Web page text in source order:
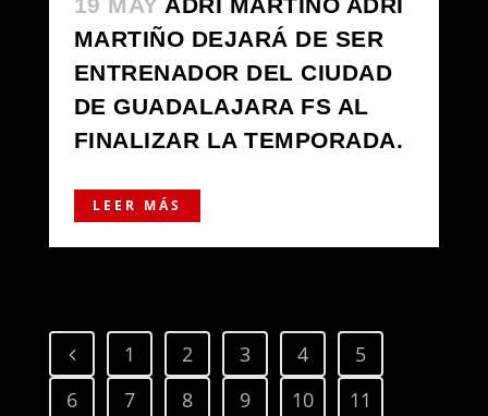
MARTIÑO DEJARÁ DE SER
ENTRENADOR DEL CIUDAD
DE GUADALAJARA FS AL
FINALIZAR LA TEMPORADA.‬
LEER MÁS
1 2 3 4
5
6
7 8 9 10 11